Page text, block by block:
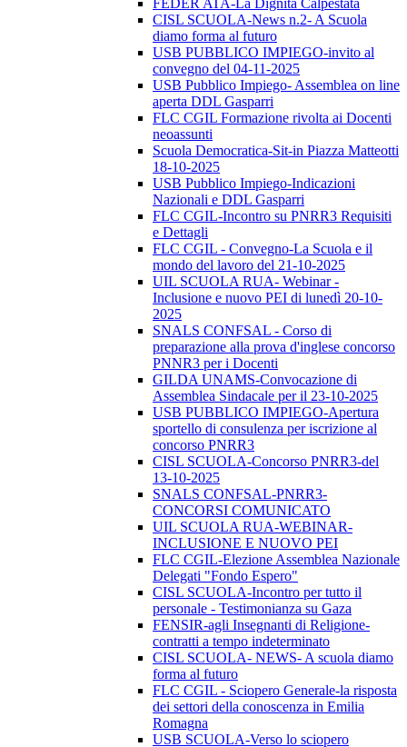
FEDER ATA-La Dignità Calpestata
CISL SCUOLA-News n.2- A Scuola
diamo forma al futuro
USB PUBBLICO IMPIEGO-invito al
convegno del 04-11-2025
USB Pubblico Impiego- Assemblea on line
aperta DDL Gasparri
FLC CGIL Formazione rivolta ai Docenti
neoassunti
Scuola Democratica-Sit-in Piazza Matteotti
18-10-2025
USB Pubblico Impiego-Indicazioni
Nazionali e DDL Gasparri
FLC CGIL-Incontro su PNRR3 Requisiti
e Dettagli
FLC CGIL - Convegno-La Scuola e il
mondo del lavoro del 21-10-2025
UIL SCUOLA RUA- Webinar -
Inclusione e nuovo PEI di lunedì 20-10-
2025
SNALS CONFSAL - Corso di
preparazione alla prova d'inglese concorso
PNNR3 per i Docenti
GILDA UNAMS-Convocazione di
Assemblea Sindacale per il 23-10-2025
USB PUBBLICO IMPIEGO-Apertura
sportello di consulenza per iscrizione al
concorso PNRR3
CISL SCUOLA-Concorso PNRR3-del
13-10-2025
SNALS CONFSAL-PNRR3-
CONCORSI COMUNICATO
UIL SCUOLA RUA-WEBINAR-
INCLUSIONE E NUOVO PEI
FLC CGIL-Elezione Assemblea Nazionale
Delegati "Fondo Espero"
CISL SCUOLA-Incontro per tutto il
personale - Testimonianza su Gaza
FENSIR-agli Insegnanti di Religione-
contratti a tempo indeterminato
CISL SCUOLA- NEWS- A scuola diamo
forma al futuro
FLC CGIL - Sciopero Generale-la risposta
dei settori della conoscenza in Emilia
Romagna
USB SCUOLA-Verso lo sciopero